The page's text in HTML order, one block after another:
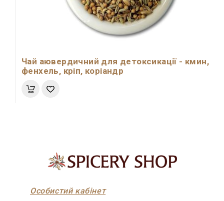
Чай аювердичний для детоксикації - кмин,
фенхель, кріп, коріандр
Особистий кабінет